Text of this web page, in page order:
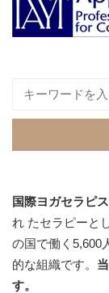
国際ヨガセラピ
れ たセラピーと
の国で働く5,600
的な組織です。
す。